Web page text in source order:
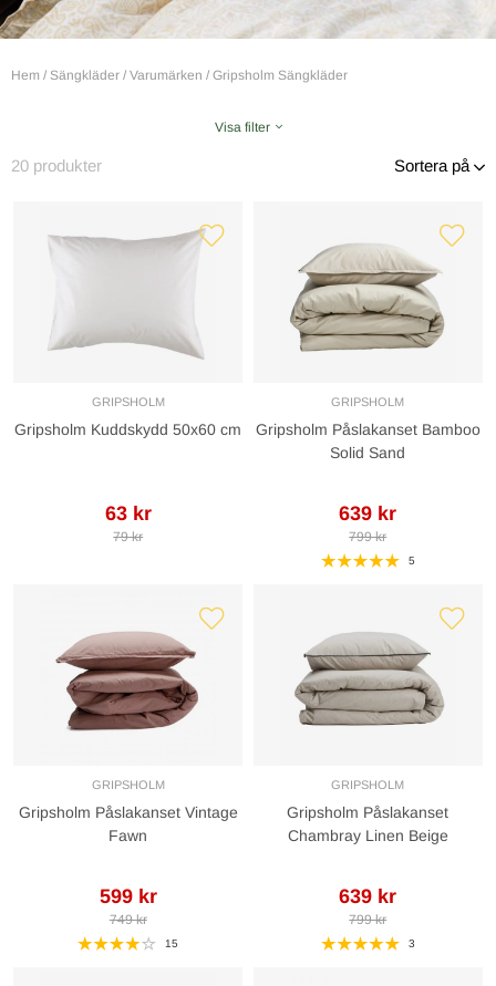
Hem / Sängkläder / Varumärken / Gripsholm Sängkläder
Visa filter
20 produkter Sortera på
GRIPSHOLM
Gripsholm Kuddskydd 50x60 cm
63 kr
79 kr
GRIPSHOLM
Gripsholm Påslakanset Bamboo
Solid Sand
639 kr
799 kr
5
GRIPSHOLM
Gripsholm Påslakanset Vintage
Fawn
599 kr
749 kr
15
GRIPSHOLM
Gripsholm Påslakanset
Chambray Linen Beige
639 kr
799 kr
3